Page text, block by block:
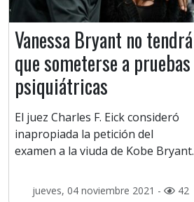
Vanessa Bryant no tendrá
que someterse a pruebas
psiquiátricas
El juez Charles F. Eick consideró
inapropiada la petición del
examen a la viuda de Kobe Bryant.
jueves, 04 noviembre 2021 - 42